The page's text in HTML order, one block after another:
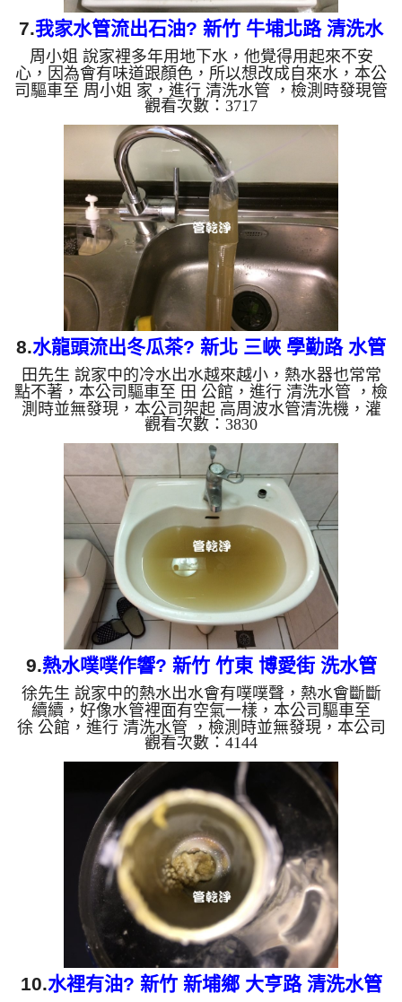
7.我家水管流出石油? 新竹 牛埔北路 清洗水
管
周小姐 說家裡多年用地下水，他覺得用起來不安
心，因為會有味道跟顏色，所以想改成自來水，本公
司驅車至 周小姐 家，進行 清洗水管 ，檢測時發現管
壁內都是地下水黑色水垢，本公司架起 高周波水管
清洗機，灌入 檸檬酸水 至管路裡面，等了約15分，
開啟 水管清洗機 ，啟動 螺旋波 模式，一開始就洗出
黑色髒水，噴出一堆異物，看起來跟盛產的石油田一
樣，黑到發亮，如下影片，幾小時後， 水管洗乾淨
了，周小姐能安心用水了!! 如是自來水，如水管老
化，會產生鐵鏽跟泥沙堆積，洗出來的水就會是咖啡
色，地下水含有氧化...
觀看次數：3717
8.水龍頭流出冬瓜茶? 新北 三峽 學勤路 水管
清洗
田先生 說家中的冷水出水越來越小，熱水器也常常
點不著，本公司驅車至 田 公館，進行 清洗水管 ，檢
測時並無發現，本公司架起 高周波水管清洗機，灌
入 檸檬酸水 至管路裡面，等了約15分，開啟 水管清
洗機 ，啟動 螺旋波 模式，一下就洗出黃色髒水，源
源不絕，越洗就越髒，看起來就像冬瓜茶一樣，如下
影片，一個小時後， 冷水量變大了，熱水器也能正
常點著了!! 如是自來水，如水管老化，會產生鐵鏽跟
泥沙堆積，洗出來的水就會是咖啡色，地下水含有氧
化錳，管壁上會結成黑色管垢，洗出來的水會跟石油
一樣黑，有些洗...
觀看次數：3830
9.熱水噗噗作響? 新竹 竹東 博愛街 洗水管
徐先生 說家中的熱水出水會有噗噗聲，熱水會斷斷
續續，好像水管裡面有空氣一樣，本公司驅車至
徐 公館，進行 清洗水管 ，檢測時並無發現，本公司
架起 高周波水管清洗機，灌入 檸檬酸水 至管路裡
面，等了約15分，開啟 水管清洗機 ，啟動 螺旋波 模
式，一下就洗出黃色髒水，源源不絕，越洗就越髒，
如下影片，一個小時後， 水量變大了，熱水也恢復
正常了!! 如是自來水，如水管老化，會產生鐵鏽跟泥
沙堆積，洗出來的水就會是咖啡色，地下水含有氧化
錳，管壁上會結成黑色管垢，洗出來的水會跟石油一
樣黑，有些洗出綠色...
觀看次數：4144
10.水裡有油? 新竹 新埔鄉 大亨路 清洗水管